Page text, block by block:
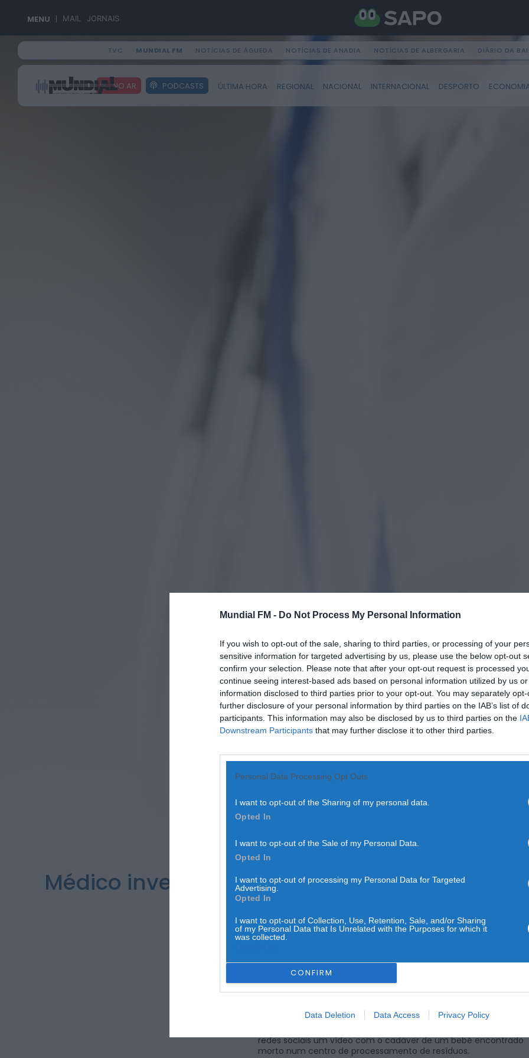
Mundial FM - Do Not Process My Personal Information
If you wish to opt-out of the sale, sharing to third parties, or processing of your
sensitive information for targeted advertising by us, please use the below opt-out
confirm your selection. Please note that after your opt-out request is processed
continue seeing interest-based ads based on personal information utilized by us
information disclosed to third parties prior to your opt-out. You may separately
further disclosure of your personal information by third parties on the IAB’s list of
participants. This information may also be disclosed by us to third parties on the
Downstream Participants that may further disclose it to other third parties.
Personal Data Processing Opt Outs
I want to opt-out of the Sharing of my personal data.
Opted In
I want to opt-out of the Sale of my Personal Data.
Opted In
I want to opt-out of processing my Personal Data for Targeted
Advertising.
Opted In
I want to opt-out of Collection, Use, Retention, Sale, and/or Sharing
of my Personal Data that Is Unrelated with the Purposes for which it
was collected.
CONFIRM
Data Deletion Data Access Privacy Policy
MENU MAIL JORNAIS
TVC MUNDIAL FM NOTÍCIAS DE ÁGUEDA NOTÍCIAS DE ANADIA NOTÍCIAS DE ALBERGARIA DIÁRIO DA
NO AR PODCASTS ÚLTIMA HORA REGIONAL NACIONAL INTERNACIONAL DESPORTO
Search
for:
Médico investigado após divulgar vídeo de
crime apesar de
POR ALEXANDRA REBELO 4 DE MAIO, 2026
Cerca de três dezenas de pessoas manifestaram-se, este fim de
semana, na ilha de Santa Maria, nos Açores, em apoio ao médico
redes sociais um vídeo com o cadáver de um bebé encontrado
morto num centro de processamento de resíduos.